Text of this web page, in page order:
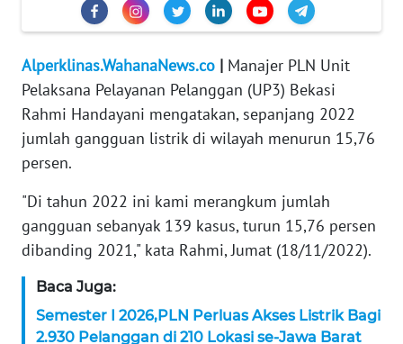
Alperklinas.WahanaNews.co | Manajer PLN Unit
Pelaksana Pelayanan Pelanggan (UP3) Bekasi
Rahmi Handayani mengatakan, sepanjang 2022
jumlah gangguan listrik di wilayah menurun 15,76
persen.
"Di tahun 2022 ini kami merangkum jumlah
gangguan sebanyak 139 kasus, turun 15,76 persen
dibanding 2021," kata Rahmi, Jumat (18/11/2022).
Baca Juga:
Semester I 2026,PLN Perluas Akses Listrik Bagi
2.930 Pelanggan di 210 Lokasi se-Jawa Barat
SIBER
REDAKSI
KARIR
DISCLAIMER
Wahana
News
Regional
SUMUT